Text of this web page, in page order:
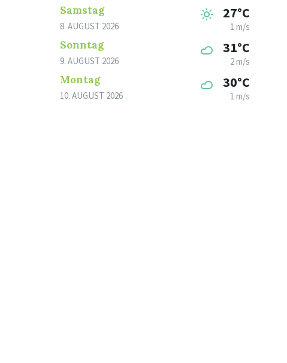
Samstag
8. AUGUST 2026
27°C
1 m/s
Sonntag
9. AUGUST 2026
31°C
2 m/s
Montag
10. AUGUST 2026
30°C
1 m/s